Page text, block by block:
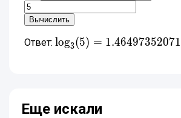
Ответ: \log_{3}(5) =
log3(5) = 1.46497352071
Еще искали